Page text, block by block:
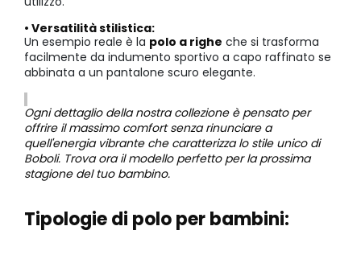
• Versatilità stilistica:
Un esempio reale è la polo a righe che si trasforma
facilmente da indumento sportivo a capo raffinato se
abbinata a un pantalone scuro elegante.
Ogni dettaglio della nostra collezione è pensato per
offrire il massimo comfort senza rinunciare a
quell'energia vibrante che caratterizza lo stile unico di
Boboli. Trova ora il modello perfetto per la prossima
stagione del tuo bambino.
Tipologie di polo per bambini: